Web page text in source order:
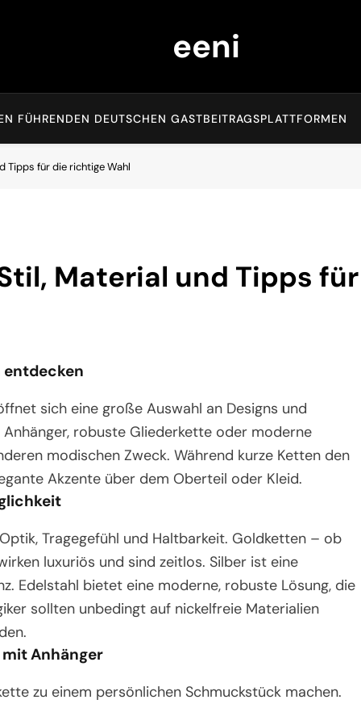
eeni
FÜHRENDEN DEUTSCHEN GASTBEITRAGSPLATTFORMEN
Tipps für die richtige Wahl
Material und Tipps für
sich eine große Auswahl an Designs und
robuste Gliederkette oder moderne
modischen Zweck. Während kurze Ketten den
Akzente über dem Oberteil oder Kleid.
Tragegefühl und Haltbarkeit. Goldketten – ob
luxuriös und sind zeitlos. Silber ist eine
Edelstahl bietet eine moderne, robuste Lösung, die
sollten unbedingt auf nickelfreie Materialien
Anhänger
zu einem persönlichen Schmuckstück machen.